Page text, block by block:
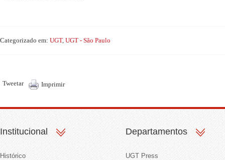
Categorizado em: UGT, UGT - São Paulo
Tweetar Imprimir
Institucional
Histórico
Departamentos
UGT Press